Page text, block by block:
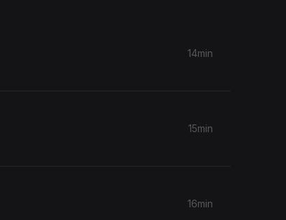
14min
15min
16min